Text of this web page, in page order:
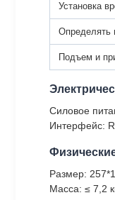
Установка
Определять
Подъем и
Силовое
Интерфейс:
Размер:
Масса: ≤ 7,2